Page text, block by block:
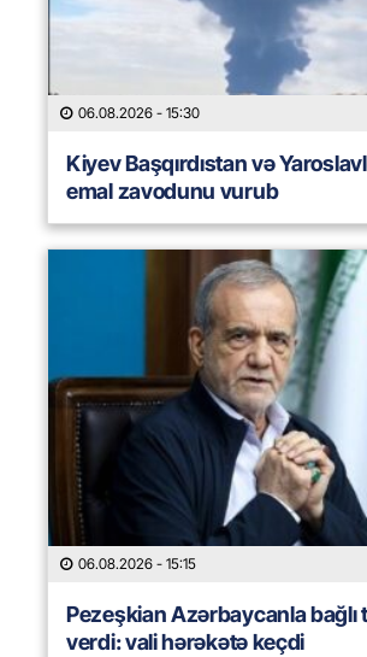
06.08.2026 - 15:30
Kiyev Başqırdıstan və
emal zavodunu vurub
06.08.2026 - 15:15
Pezeşkian Azərbaycanla bağlı
verdi: vali hərəkətə keçdi